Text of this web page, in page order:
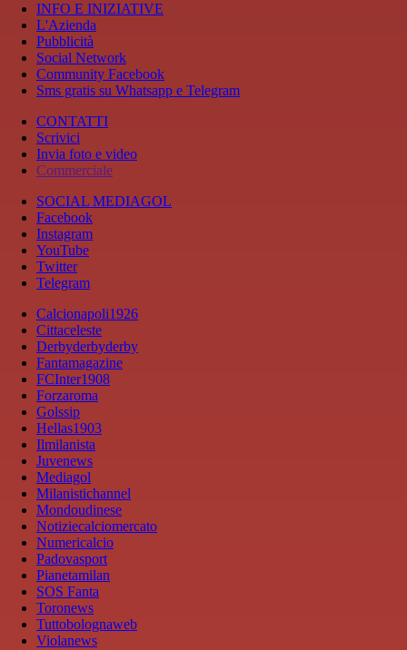
INFO E INIZIATIVE
L'Azienda
Pubblicità
Social Network
Community Facebook
Sms gratis su Whatsapp e Telegram
CONTATTI
Scrivici
Invia foto e video
Commerciale
SOCIAL MEDIAGOL
Facebook
Instagram
YouTube
Twitter
Telegram
Calcionapoli1926
Cittaceleste
Derbyderbyderby
Fantamagazine
FCInter1908
Forzaroma
Golssip
Hellas1903
Ilmilanista
Juvenews
Mediagol
Milanistichannel
Mondoudinese
Notiziecalciomercato
Numericalcio
Padovasport
Pianetamilan
SOS Fanta
Toronews
Tuttobolognaweb
Violanews